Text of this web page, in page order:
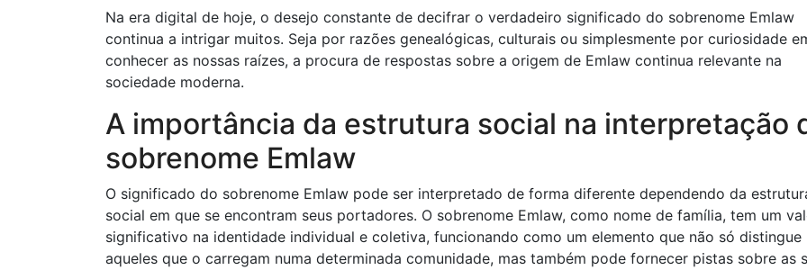
Na era digital de hoje, o desejo constante de decifrar o verdadeiro significado do sobrenome Emlaw
continua a intrigar muitos. Seja por razões genealógicas, culturais ou simplesmente por curiosidade
conhecer as nossas raízes, a procura de respostas sobre a origem de Emlaw continua relevante na
sociedade moderna.
A importância da estrutura social na interpretação
sobrenome Emlaw
O significado do sobrenome Emlaw pode ser interpretado de forma diferente dependendo da
social em que se encontram seus portadores. O sobrenome Emlaw, como nome de família, tem um
significativo na identidade individual e coletiva, funcionando como um elemento que não só distingue
aqueles que o carregam numa determinada comunidade, mas também pode fornecer pistas sobre as